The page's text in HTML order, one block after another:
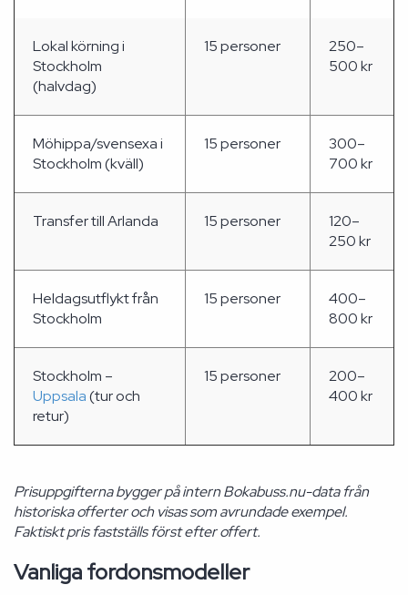
Lokal körning i
Stockholm
(halvdag)
15 personer
250–
500 kr
Möhippa/svensexa i
Stockholm (kväll)
15 personer
300–
700 kr
Transfer till Arlanda 15 personer
120–
250 kr
Heldagsutflykt från
Stockholm
15 personer
400–
800 kr
Stockholm –
Uppsala(tur och
retur)
15 personer
200–
400 kr
Prisuppgifterna bygger på intern Bokabuss.nu-data från
historiska offerter och visas som avrundade exempel.
Faktiskt pris fastställs först efter offert.
Vanliga fordonsmodeller